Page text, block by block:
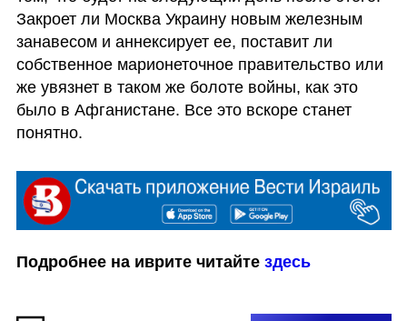
Закроет ли Москва Украину новым железным
занавесом и аннексирует ее, поставит ли
собственное марионеточное правительство или
же увязнет в таком же болоте войны, как это
было в Афганистане. Все это вскоре станет
понятно.
Подробнее на иврите читайте здесь